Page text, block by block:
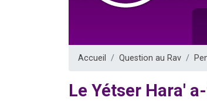
Accueil Question au Rav
Le Yétser Hara'